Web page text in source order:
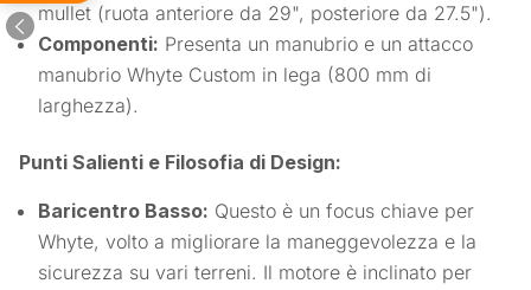
mullet (ruota anteriore da 29", posteriore da 27.5").
Componenti: Presenta un manubrio e un attacco
manubrio Whyte Custom in lega (800 mm di
larghezza).
Punti Salienti e Filosofia di Design:
Baricentro Basso: Questo è un focus chiave per
Whyte, volto a migliorare la maneggevolezza e la
sicurezza su vari terreni. Il motore è inclinato per